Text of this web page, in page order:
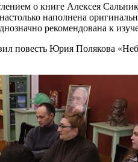
о книге Алексея
наполнена
рекомендована к
повесть Юрия Полякова